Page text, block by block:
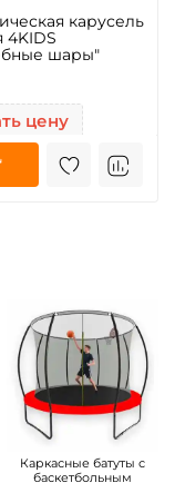
карусель
4KIDS
шары"
цену
Каркасные батуты с
баскетбольным